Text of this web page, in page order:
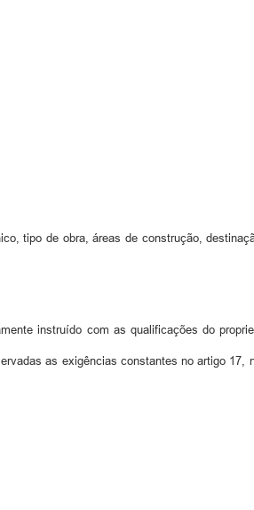
tipo de obra, áreas de construção,
instruído com as qualificações do
as exigências constantes no artigo 17,